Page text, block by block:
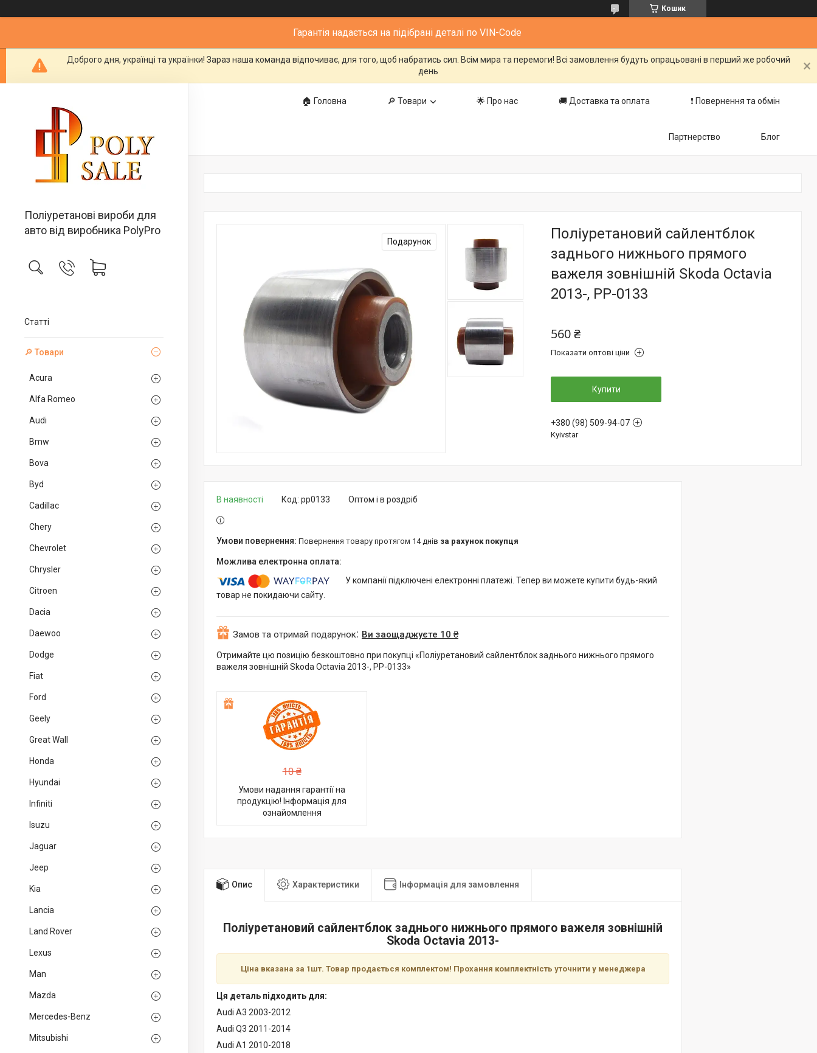
Кошик
Гарантія надається на підібрані деталі по VIN-Code
Доброго дня, українці та українки! Зараз наша команда відпочиває, для того, щоб набратись сил. Всім мира та перемоги! Всі замовлення будуть опрацьовані в перший же робочий
день
Поліуретанові вироби для
авто від виробника PolyPro
Статті
🔎 Товари
Acura
Alfa Romeo
Audi
Bmw
Bova
Byd
Cadillac
Chery
Chevrolet
Chrysler
Citroen
Dacia
Daewoo
Dodge
Fiat
Ford
Geely
Great Wall
Honda
Hyundai
Infiniti
Isuzu
Jaguar
Jeep
Kia
Lancia
Land Rover
Lexus
Man
Mazda
Mercedes-Benz
Mitsubishi
🏠 Головна 🔎 Товари 🌟 Про нас 🚚 Доставка та оплата ❗️ Повернення та обмін
Партнерство Блог
Подарунок
Поліуретановий сайлентблок
заднього нижнього прямого
важеля зовнішній Skoda Octavia
2013-, PP-0133
560 ₴
Показати оптові ціни
Купити
+380 (98) 509-94-07
Kyivstar
В наявності Оптом і в роздріб
Код: pp0133
повернення товару протягом 14 днів за рахунок покупця
У компанії підключені електронні платежі. Тепер ви можете купити будь-який
товар не покидаючи сайту.
Замов та отримай подарунок Ви заощаджуєте 10 ₴
Отримайте цю позицію безкоштовно при покупці «Поліуретановий сайлентблок заднього нижнього прямого
важеля зовнішній Skoda Octavia 2013-, PP-0133»
10 ₴
Умови надання гарантії на
продукцію! Інформація для
ознайомлення
Опис Характеристики Інформація для замовлення
Поліуретановий сайлентблок заднього нижнього прямого важеля зовнішній
Skoda Octavia 2013-
Ціна вказана за 1шт. Товар продається комплектом! Прохання комплектність уточнити у менеджера
Ця деталь підходить для:
Audi A3 2003-2012
Audi Q3 2011-2014
Audi A1 2010-2018